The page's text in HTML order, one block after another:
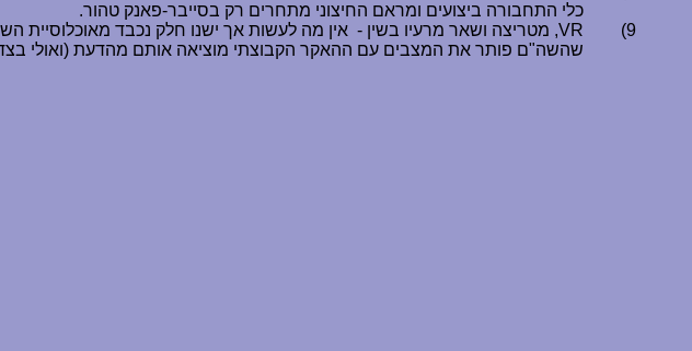
כלי התחבורה ביצועים ומראם החיצוני מתחרים רק בסייבר-פאנק טהור.
9)
VR, מטריצה ושאר מרעיו בשין - אין מה לעשות אך ישנו חלק נכבד מאוכלוסיית
שהשה"ם פותר את המצבים עם ההאקר הקבוצתי מוציאה אותם מהדעת (ואולי